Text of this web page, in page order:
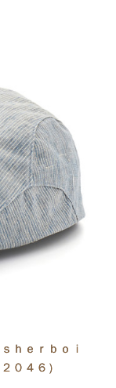
ｈｅｒｂｏｉ
０４６）